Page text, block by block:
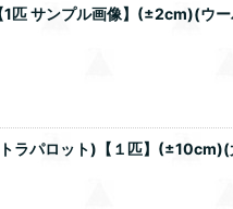
1匹 サンプル画像】(±2cm)(ウ
トラパロット)【１匹】